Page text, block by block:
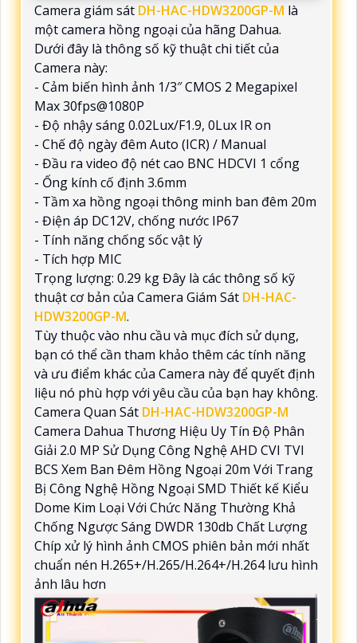
Camera giám sát DH-HAC-HDW3200GP-M là
một camera hồng ngoại của hãng Dahua.
Dưới đây là thông số kỹ thuật chi tiết của
Camera này:
- Cảm biến hình ảnh 1/3″ CMOS 2 Megapixel
Max 30fps@1080P
- Độ nhậy sáng 0.02Lux/F1.9, 0Lux IR on
- Chế độ ngày đêm Auto (ICR) / Manual
- Đầu ra video độ nét cao BNC HDCVI 1 cổng
- Ống kính cố định 3.6mm
- Tầm xa hồng ngoại thông minh ban đêm 20m
- Điện áp DC12V, chống nước IP67
- Tính năng chống sốc vật lý
- Tích hợp MIC
Trọng lượng: 0.29 kg Đây là các thông số kỹ
thuật cơ bản của Camera Giám Sát DH-HAC-
HDW3200GP-M.
Tùy thuộc vào nhu cầu và mục đích sử dụng,
bạn có thể cần tham khảo thêm các tính năng
và ưu điểm khác của Camera này để quyết định
liệu nó phù hợp với yêu cầu của bạn hay không.
Camera Quan Sát DH-HAC-HDW3200GP-M
Camera Dahua Thương Hiệu Uy Tín Độ Phân
Giải 2.0 MP Sử Dụng Công Nghệ AHD CVI TVI
BCS Xem Ban Đêm Hồng Ngoại 20m Với Trang
Bị Công Nghệ Hồng Ngoại SMD Thiết kế Kiểu
Dome Kim Loại Với Chức Năng Thường Khả
Chống Ngược Sáng DWDR 130db Chất Lượng
Chíp xử lý hình ảnh CMOS phiên bản mới nhất
chuẩn nén H.265+/H.265/H.264+/H.264 lưu hình
ảnh lâu hơn